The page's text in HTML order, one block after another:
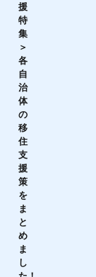
援
特
集
＞
各
自
治
体
の
移
住
支
援
策
を
ま
と
め
ま
し